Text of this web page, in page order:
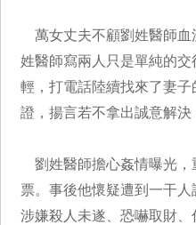
萬女丈夫不顧劉姓醫師血
姓醫師寫兩人只是單純的
輕，打電話陸續找來了妻
證，揚言若不拿出誠意解決
劉姓醫師擔心姦情曝光，
票。事後他懷疑遭到一干
涉嫌殺人未遂、恐嚇取財